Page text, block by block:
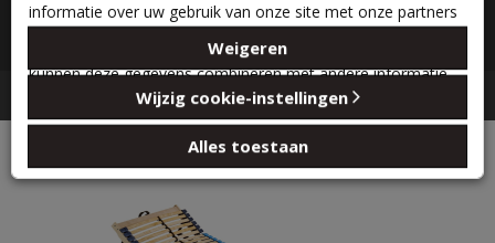
0 product(en) - €0,00
Elektrische lattenbodem 42lats
informatie over uw gebruik van onze site met onze partners
voor social media, adverteren en analyse. Deze partners
kunnen deze gegevens combineren met andere informatie
die u aan ze heeft verstrekt of die ze hebben verzameld op
basis van uw gebruik van hun services.
Weigeren
Wijzig cookie-instellingen
Alles toestaan